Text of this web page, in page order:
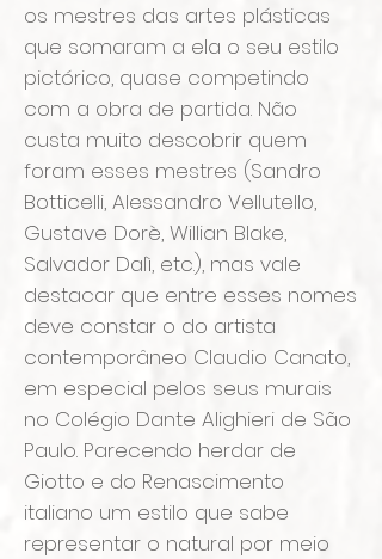
os mestres das artes plásticas
que somaram a ela o seu estilo
pictórico, quase competindo
com a obra de partida. Não
custa muito descobrir quem
foram esses mestres (Sandro
Botticelli, Alessandro Vellutello,
Gustave Dorè, Willian Blake,
Salvador Dalì, etc.), mas vale
destacar que entre esses nomes
deve constar o do artista
contemporâneo Claudio Canato,
em especial pelos seus murais
no Colégio Dante Alighieri de São
Paulo. Parecendo herdar de
Giotto e do Renascimento
italiano um estilo que sabe
representar o natural por meio